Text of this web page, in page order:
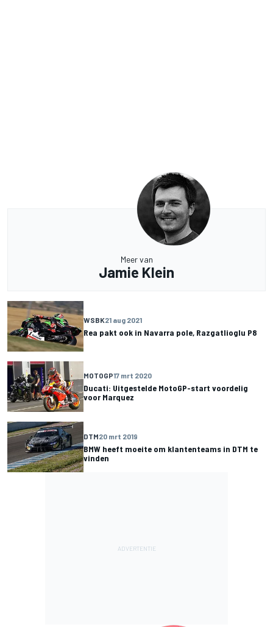
Meer van
Jamie Klein
WSBK21 aug 2021
Rea pakt ook in Navarra pole, Razgatlioglu P8
MOTOGP17 mrt 2020
Ducati: Uitgestelde MotoGP-start voordelig
voor Marquez
DTM20 mrt 2019
BMW heeft moeite om klantenteams in DTM te
vinden